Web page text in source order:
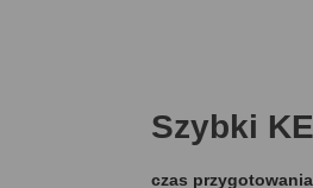
Szybki
czas